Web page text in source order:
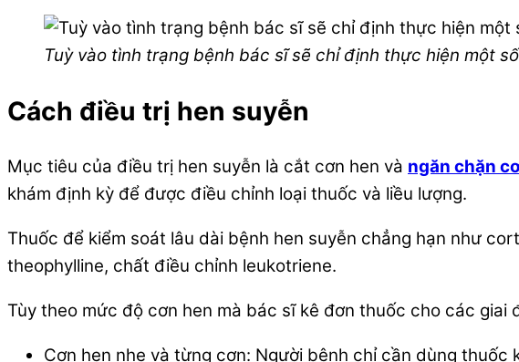
Tuỳ vào tình trạng bệnh bác sĩ sẽ chỉ định thực hiện một
Cách điều trị hen suyễn
Mục tiêu của điều trị hen suyễn là cắt cơn hen và ngăn chặn
khám định kỳ để được điều chỉnh loại thuốc và liều lượng.
Thuốc để kiểm soát lâu dài bệnh hen suyễn chẳng hạn như
theophylline, chất điều chỉnh leukotriene.
Tùy theo mức độ cơn hen mà bác sĩ kê đơn thuốc cho các giai
Cơn hen nhẹ và từng cơn: Người bệnh chỉ cần dùng